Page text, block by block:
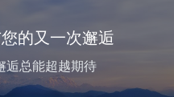
的又一次邂逅
逅总能超越期待